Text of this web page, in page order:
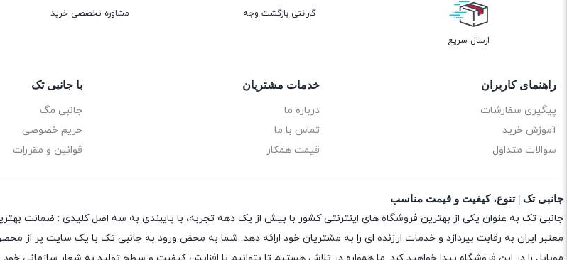
ارسال سریع
گارانتی بازگشت وجه مشاوره تخصصی خرید
راهنمای کاربران
پیگیری سفارشات
آموزش خرید
سوالات متداول
خدمات مشتریان
درباره ما
تماس با ما
قیمت همکار
با جانبی تک
جانبی مگ
حریم خصوصی
قوانین و مقررات
جانبی تک | تنوع، کیفیت و قیمت مناسب
جانبی تک به عنوان یکی از بهترین فروشگاه های اینترنتی کشور با بیش از یک دهه تجربه، با پایبندی به سه اصل کلیدی : ضمانت
معتبر ایران به رقابت بپردازد و خدمات ارزنده ای را به مشتریان خود ارائه دهد. شما به محض ورود به جانبی تک با یک سایت پر از